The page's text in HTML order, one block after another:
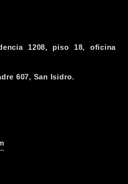
1208, piso 18, oficina
607, San Isidro.